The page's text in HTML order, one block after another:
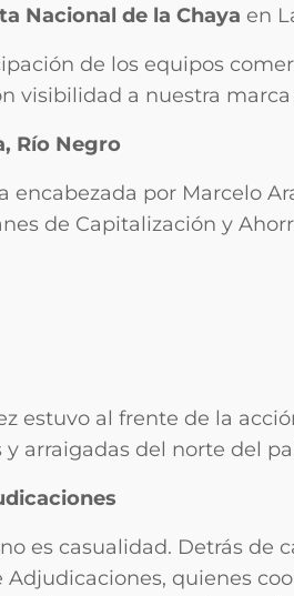
Nacional de la Chaya en
de los equipos
visibilidad a nuestra
Río Negro
encabezada por Marcelo
de Capitalización y
estuvo al frente de la
arraigadas del norte del
es casualidad. Detrás de
quienes